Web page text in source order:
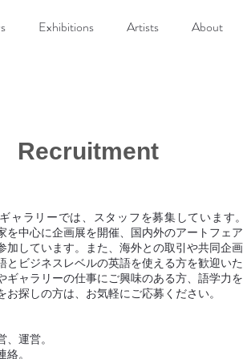
Exhibitions Artists About
Recruitment
ャラリーでは、スタッフを募集しています。
を中心に企画展を開催、国内外のアートフェア
加しています。また、海外との取引や共同企画
とビジネスレベルの英語を使える方を歓迎いた
ギャラリーの仕事にご興味のある方、語学力を
お探しの方は、お気軽にご応募ください。
、運営。
絡。